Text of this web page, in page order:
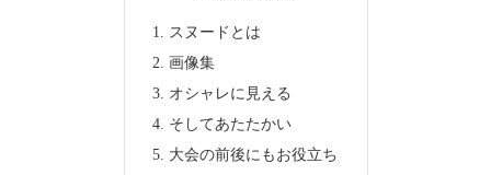
スヌードとは
画像集
オシャレに見える
そしてあたたかい
大会の前後にもお役立ち